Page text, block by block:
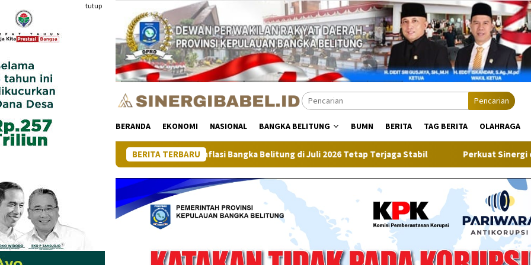
konten
tutup
Pencarian
BERANDA EKONOMI NASIONAL BANGKA BELITUNG BUMN BERITA TAG BERITA OLAHRAGA
BERITA TERBARU
Inflasi Bangka Belitung di Juli 2026 Tetap Terjaga Stabil Perkuat Sinergi dengan Media, JNE